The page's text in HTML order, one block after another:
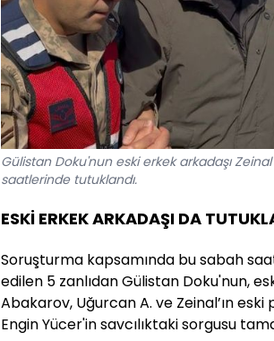
Gülistan Doku'nun eski erkek arkadaşı
saatlerinde tutuklandı.
ESKİ ERKEK ARKADAŞI DA
Soruşturma kapsamında bu sabah
edilen 5 zanlıdan Gülistan Doku'nun,
Abakarov, Uğurcan A. ve Zeinal’ın eski
Engin Yücer'in savcılıktaki sorgusu